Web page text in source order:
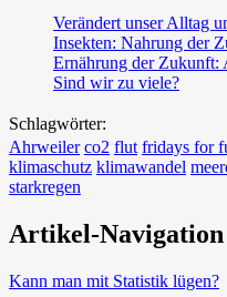
Verändert unser Alltag
Insekten: Nahrung der
Ernährung der Zukunft:
Sind wir zu viele?
Schlagwörter:
Ahrweiler co2 flut fridays for
klimaschutz klimawandel
starkregen
Artikel-Navigation
Kann man mit Statistik lügen?